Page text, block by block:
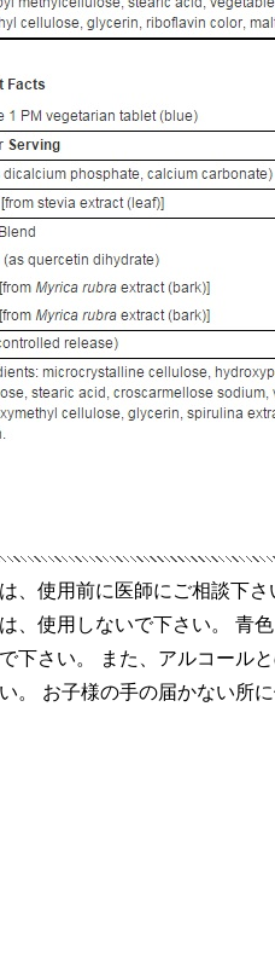
、使用前に医師にご相談下
、使用しないで下さい。 青
下さい。 また、アルコール
。 お子様の手の届かない所